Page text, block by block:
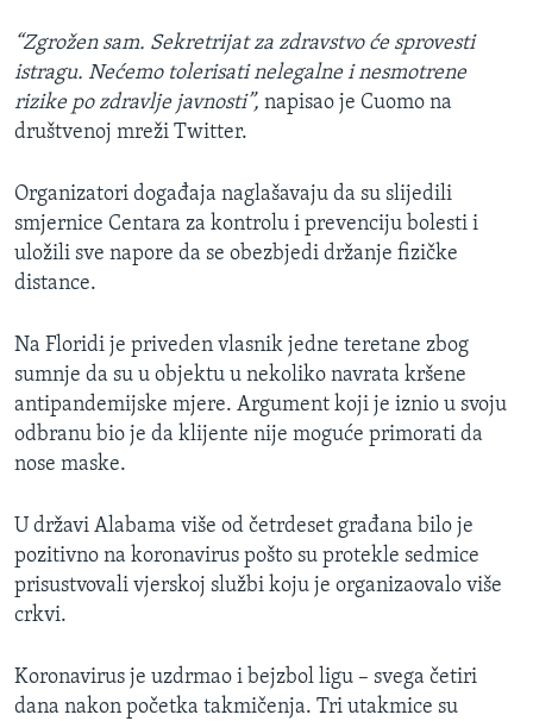
“Zgrožen sam. Sekretrijat za zdravstvo će sprovesti
istragu. Nećemo tolerisati nelegalne i nesmotrene
rizike po zdravlje javnosti”, napisao je Cuomo na
društvenoj mreži Twitter.
Organizatori događaja naglašavaju da su slijedili
smjernice Centara za kontrolu i prevenciju bolesti i
uložili sve napore da se obezbjedi držanje fizičke
distance.
Na Floridi je priveden vlasnik jedne teretane zbog
sumnje da su u objektu u nekoliko navrata kršene
antipandemijske mjere. Argument koji je iznio u svoju
odbranu bio je da klijente nije moguće primorati da
nose maske.
U državi Alabama više od četrdeset građana bilo je
pozitivno na koronavirus pošto su protekle sedmice
prisustvovali vjerskoj službi koju je organizaovalo više
crkvi.
Koronavirus je uzdrmao i bejzbol ligu – svega četiri
dana nakon početka takmičenja. Tri utakmice su